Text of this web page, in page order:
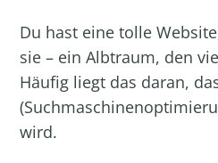
Du hast eine tolle
sie – ein Albtraum, den
Häufig liegt das daran,
wird.